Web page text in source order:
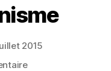
2015
sur